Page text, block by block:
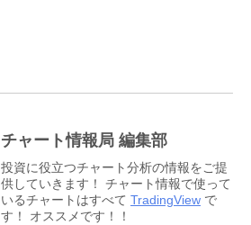
チャート情報局 編集部
投資に役立つチャート分析の情報をご提
供していきます！ チャート情報で使って
いるチャートはすべて TradingView で
す！ オススメです！！